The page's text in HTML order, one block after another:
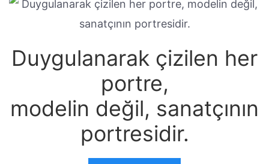
Duygulanarak çizilen her
portre,
modelin değil, sanatçının
portresidir.